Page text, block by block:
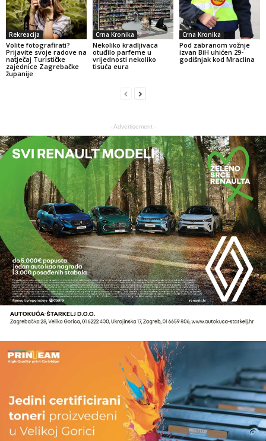
Rekreacija
Volite fotografirati?
Prijavite svoje radove na
natječaj Turističke
zajednice Zagrebačke
županije
Crna Kronika
Nekoliko kradljivaca
otuđilo parfeme u
vrijednosti nekoliko
tisuća eura
Crna Kronika
Pod zabranom vožnje
izvan BiH uhićen 29-
godišnjak kod Mraclina
- Advertisement -